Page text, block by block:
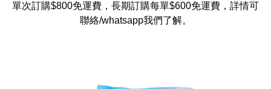
單次訂購$800免運費，長期訂購每單$600免運費，詳情可
聯絡/whatsapp我們了解。